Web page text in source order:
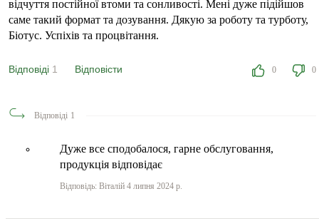
відчуття постійної втоми та сонливості. Мені дуже підійшов
саме такий формат та дозування. Дякую за роботу та турботу,
Біотус. Успіхів та процвітання.
Відповіді 1 Відповісти 0 0
Відповіді 1
Дуже все сподобалося, гарне обслуговання,
продукція відповідає
Відповідь: Віталій 4 липня 2024 р.